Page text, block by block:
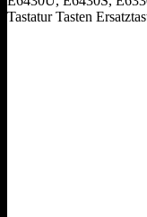
Tastatur Tasten